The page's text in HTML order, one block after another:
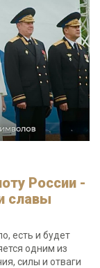
России -
славы
есть и будет
одним из
силы и отваги